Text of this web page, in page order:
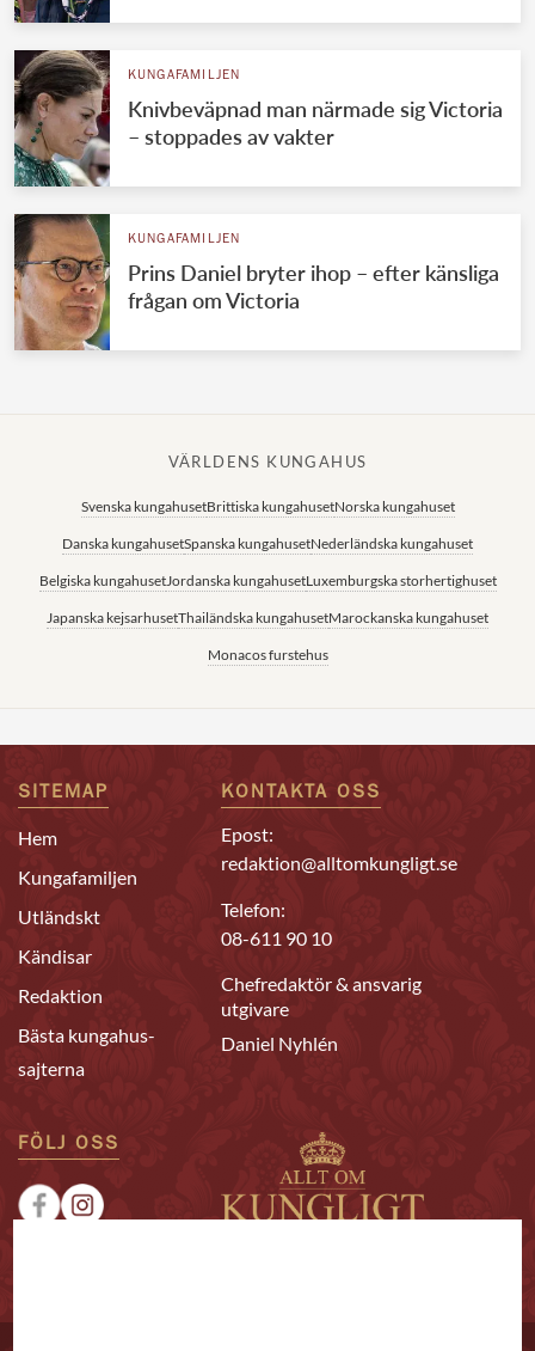
KUNGAFAMILJEN
Knivbeväpnad man närmade sig Victoria
– stoppades av vakter
KUNGAFAMILJEN
Prins Daniel bryter ihop – efter känsliga
frågan om Victoria
VÄRLDENS KUNGAHUS
Svenska kungahusetBrittiska kungahusetNorska kungahuset
Danska kungahusetSpanska kungahusetNederländska kungahuset
Belgiska kungahusetJordanska kungahusetLuxemburgska storhertighuset
Japanska kejsarhusetThailändska kungahusetMarockanska kungahuset
Monacos furstehus
SITEMAP
Hem
Kungafamiljen
Utländskt
Kändisar
Redaktion
Bästa kungahus-
sajterna
KONTAKTA OSS
Epost:
redaktion@alltomkungligt.se
Telefon:
08-611 90 10
Chefredaktör & ansvarig
utgivare
Daniel Nyhlén
FÖLJ OSS